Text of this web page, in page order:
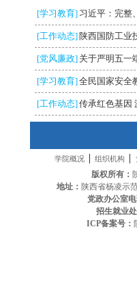
[学习教育] 习近平：完整
[工作动态] 陕西国防工业
[党风廉政] 关于严明五一
[学习教育]全民国家安全
[工作动态]传承红色基
学院概况 | 组织机构 |
版权所有：
地址： 陕西省杨凌示
党政办公室电
招生就业
ICP备案号：